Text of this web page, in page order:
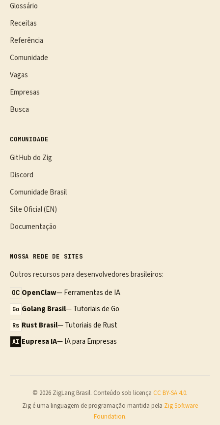
Glossário
Receitas
Referência
Comunidade
Vagas
Empresas
Busca
COMUNIDADE
GitHub do Zig
Discord
Comunidade Brasil
Site Oficial (EN)
Documentação
NOSSA REDE DE SITES
Outros recursos para desenvolvedores brasileiros:
OC OpenClaw— Ferramentas de IA
Go Golang Brasil— Tutoriais de Go
Rs Rust Brasil— Tutoriais de Rust
AI Eupresa IA— IA para Empresas
© 2026 ZigLang Brasil. Conteúdo sob licença CC BY-SA 4.0.
Zig é uma linguagem de programação mantida pela Zig Software
Foundation.